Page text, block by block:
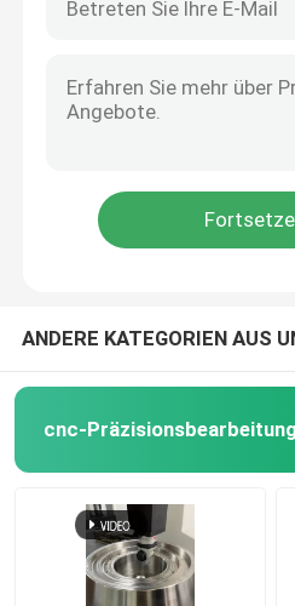
Blechbearbeitungsdienst
Cnc-Prägeservice
Plastikspritzenservice
Vakuumguss und schnelle
Benutzerdefinierte 3D-
ANDERE KATEGORIEN AUS
cnc-Präzisionsbearbeitung